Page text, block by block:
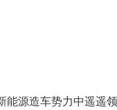
能源造车势力中遥遥